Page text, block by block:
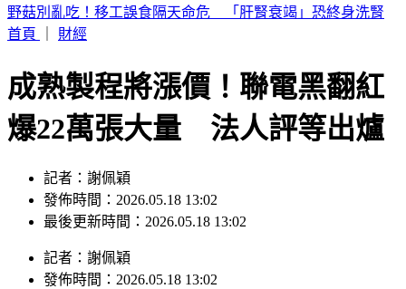
快訊／熊本今晚又震！規模4.5「極淺層地震」 深度僅10公
里
成熟製程將漲價！聯電黑翻紅
爆22萬張大量 法人評等出爐
記者：謝佩穎
發佈時間：2026.05.18 13:02
記者：謝佩穎